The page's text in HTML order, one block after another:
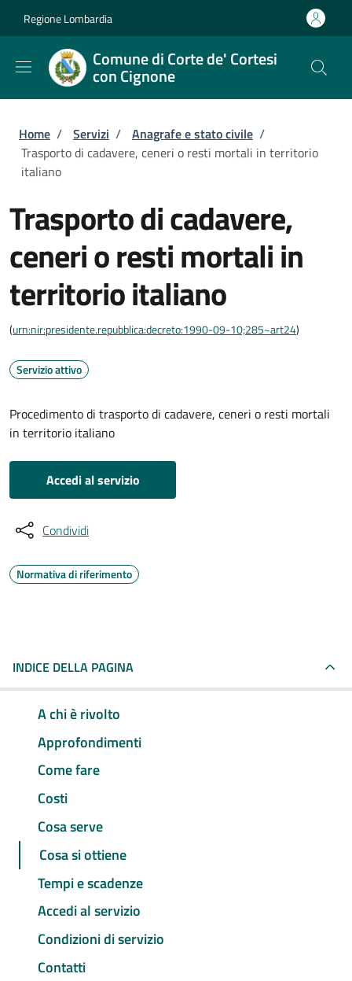
Regione Lombardia
Comune di Corte de' Cortesi
con Cignone
Briciole di pane
Home / Servizi / Anagrafe e stato civile /
Trasporto di cadavere, ceneri o resti mortali in territorio
italiano
Trasporto di cadavere,
ceneri o resti mortali in
territorio italiano
(urn:nir:presidente.repubblica:decreto:1990-09-10;285~art24)
Servizio attivo
Procedimento di trasporto di cadavere, ceneri o resti mortali
in territorio italiano
Accedi al servizio
Condividi
Normativa di riferimento
INDICE DELLA PAGINA
A chi è rivolto
Approfondimenti
Come fare
Costi
Cosa serve
Cosa si ottiene
Tempi e scadenze
Accedi al servizio
Condizioni di servizio
Contatti